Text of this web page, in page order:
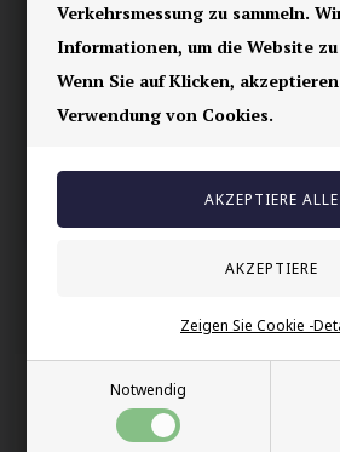
Verkehrsmessung zu sammeln.
Informationen, um die Website
Wenn Sie auf Klicken,
Verwendung von Cookies.
Notwendig
Zeigen Sie Cookie -
Ihre Sicherheit
Vorrätig
E-mark webshop
Andere auch